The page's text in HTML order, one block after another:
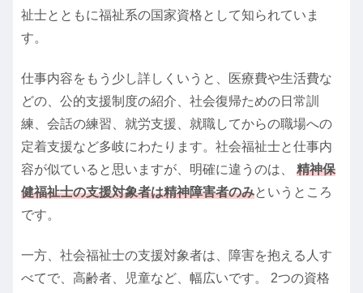
祉士とともに福祉系の国家資格として知られていま
す。
仕事内容をもう少し詳しくいうと、医療費や生活費な
どの、公的支援制度の紹介、社会復帰ための日常訓
練、会話の練習、就労支援、就職してからの職場への
定着支援など多岐にわたります。社会福祉士と仕事内
容が似ていると思いますが、明確に違うのは、 精神保
健福祉士の支援対象者は精神障害者のみというところ
です。
一方、社会福祉士の支援対象者は、障害を抱える人す
べてで、高齢者、児童など、幅広いです。 2つの資格